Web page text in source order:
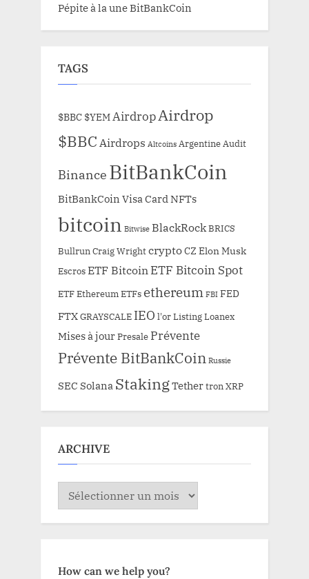
Pépite à la une BitBankCoin
TAGS
$BBC $YEMAirdropAirdrop
$BBCAirdrops Altcoins Argentine Audit
Binance BitBankCoin
BitBankCoin Visa Card NFTs
bitcoin Bitwise BlackRockBRICS
Bullrun Craig WrightcryptoCZ Elon Musk
EscrosETF Bitcoin ETF Bitcoin Spot
ETF Ethereum ETFs ethereum FBI FED
FTXGRAYSCALE IEO l'orListingLoanex
Mises à jourPresale Prévente
Prévente BitBankCoin Russie
SEC Solana StakingTethertron XRP
ARCHIVE
ARCHIVE
How can we help you?